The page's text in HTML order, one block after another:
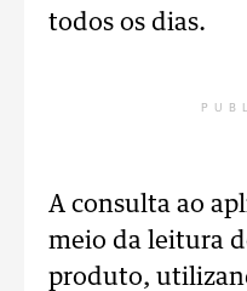
todos os dias.
A consulta ao
meio da leitura
produto,